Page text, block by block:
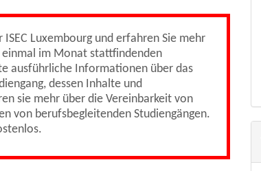
Luxembourg und erfahren Sie mehr
im Monat stattfindenden
ausführliche Informationen über das
dessen Inhalte und
sie mehr über die Vereinbarkeit von
von berufsbegleitenden Studiengängen.